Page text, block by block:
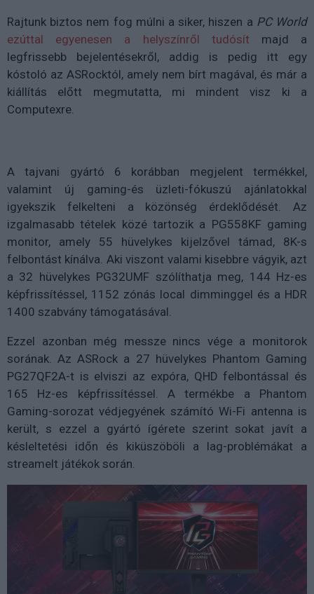
Rajtunk biztos nem fog múlni a siker, hiszen a PC World
ezúttal egyenesen a helyszínről tudósít majd a
legfrissebb bejelentésekről, addig is pedig itt egy
kóstoló az ASRocktól, amely nem bírt magával, és már a
kiállítás előtt megmutatta, mi mindent visz ki a
Computexre.
A tajvani gyártó 6 korábban megjelent termékkel,
valamint új gaming-és üzleti-fókuszú ajánlatokkal
igyekszik felkelteni a közönség érdeklődését. Az
izgalmasabb tételek közé tartozik a PG558KF gaming
monitor, amely 55 hüvelykes kijelzővel támad, 8K-s
felbontást kínálva. Aki viszont valami kisebbre vágyik, azt
a 32 hüvelykes PG32UMF szólíthatja meg, 144 Hz-es
képfrissítéssel, 1152 zónás local dimminggel és a HDR
1400 szabvány támogatásával.
Ezzel azonban még messze nincs vége a monitorok
sorának. Az ASRock a 27 hüvelykes Phantom Gaming
PG27QF2A-t is elviszi az expóra, QHD felbontással és
165 Hz-es képfrissítéssel. A termékbe a Phantom
Gaming-sorozat védjegyének számító Wi-Fi antenna is
került, s ezzel a gyártó ígérete szerint sokat javít a
késleltetési időn és kiküszöböli a lag-problémákat a
streamelt játékok során.